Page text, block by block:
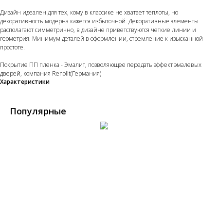
Дизайн идеален для тех, кому в классике не хватает теплоты, но
декоративность модерна кажется избыточной. Декоративные элементы
располагают симметрично, в дизайне приветствуются четкие линии и
геометрия. Минимум деталей в оформлении, стремление к изысканной
простоте.
Покрытие ПП пленка - Эмалит, позволяющее передать эффект эмалевых
дверей, компания Renolit(Германия)
Характеристики
Популярные